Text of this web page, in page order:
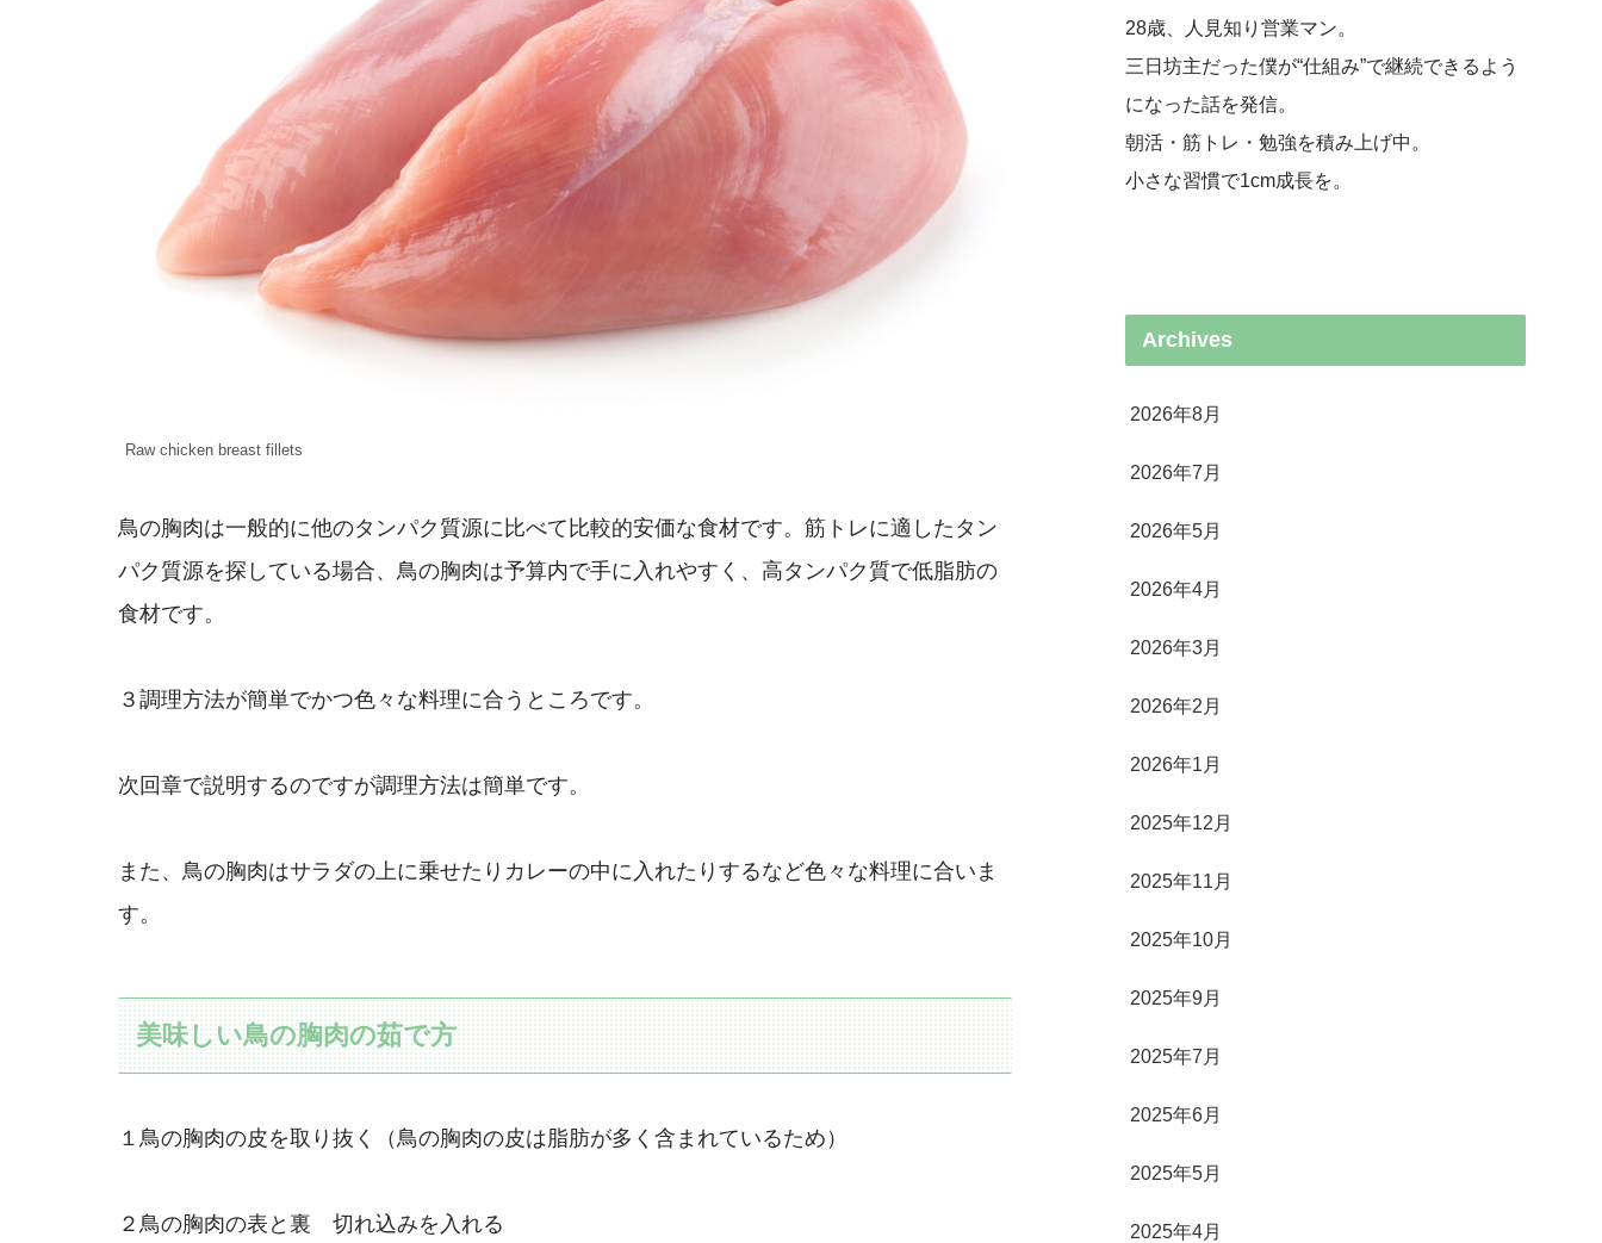
Raw chicken breast fillets
鳥の胸肉は一般的に他のタンパク質源に比べて比較的安価な食材です。筋トレに適したタン
パク質源を探している場合、鳥の胸肉は予算内で手に入れやすく、高タンパク質で低脂肪の
食材です。
３調理方法が簡単でかつ色々な料理に合うところです。
次回章で説明するのですが調理方法は簡単です。
また、鳥の胸肉はサラダの上に乗せたりカレーの中に入れたりするなど色々な料理に合いま
す。
美味しい鳥の胸肉の茹で方
１鳥の胸肉の皮を取り抜く（鳥の胸肉の皮は脂肪が多く含まれているため）
２鳥の胸肉の表と裏 切れ込みを入れる
28歳、人見知り営業マン。
三日坊主だった僕が“仕組み”で継続できるよう
になった話を発信。
朝活・筋トレ・勉強を積み上げ中。
小さな習慣で1cm成長を。
Archives
2026年8月
2026年7月
2026年5月
2026年4月
2026年3月
2026年2月
2026年1月
2025年12月
2025年11月
2025年10月
2025年9月
2025年7月
2025年6月
2025年5月
2025年4月